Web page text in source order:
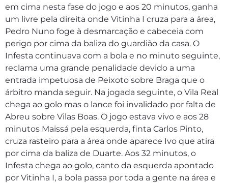
em cima nesta fase do jogo e aos 20 minutos, ganha
um livre pela direita onde Vitinha I cruza para a área,
Pedro Nuno foge à desmarcação e cabeceia com
perigo por cima da baliza do guardião da casa. O
Infesta continuava com a bola e no minuto seguinte,
reclama uma grande penalidade devido a uma
entrada impetuosa de Peixoto sobre Braga que o
árbitro manda seguir. Na jogada seguinte, o Vila Real
chega ao golo mas o lance foi invalidado por falta de
Abreu sobre Vilas Boas. O jogo estava vivo e aos 28
minutos Maissá pela esquerda, finta Carlos Pinto,
cruza rasteiro para a área onde aparece Ivo que atira
por cima da baliza de Duarte. Aos 32 minutos, o
Infesta chega ao golo, canto da esquerda apontado
por Vitinha I, a bola passa por toda a gente na área e